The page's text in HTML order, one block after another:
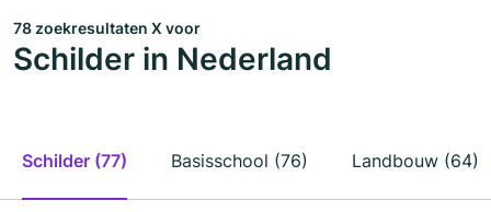
78 zoekresultaten X voor
Schilder in Nederland
Schilder (77) Basisschool (76) Landbouw (64)